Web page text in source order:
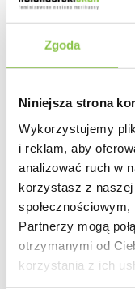
Zgoda
Niniejsza strona
Wykorzystujemy
i reklam, aby
analizować ruch w
korzystasz z
Partnerzy mogą
otrzymanymi od
korzystania z ich
Smak
Cukierków, owoców
Zapach
Owocowy
Producent
Royal Queen